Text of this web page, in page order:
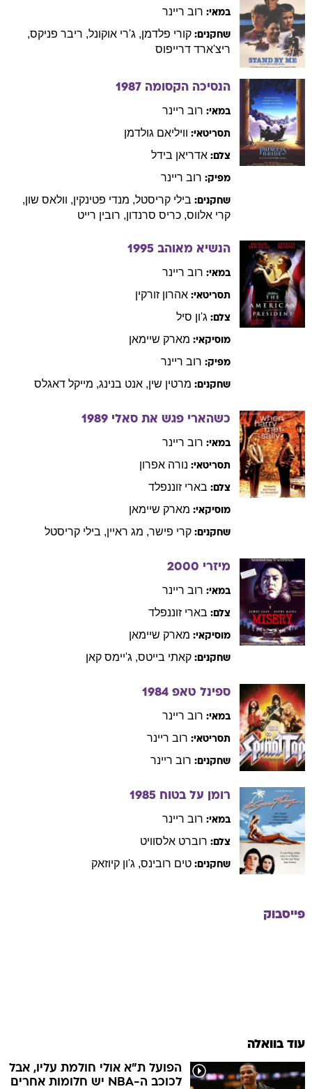
במאי: רוב ריינר
שחקנים: קורי פלדמן, ג'רי אוקונל, ריבר פניקס,
ריצ'ארד דרייפוס
הנסיכה הקסומה 1987
במאי: רוב ריינר
תסריטאי: וויליאם גולדמן
צלם: אדריאן בידל
מפיק: רוב ריינר
שחקנים: בילי קריסטל, מנדי פטינקין, וולאס שון,
קרי אלווס, כריס סרנדון, רובין רייט
הנשיא מאוהב 1995
במאי: רוב ריינר
תסריטאי: אהרון זורקין
צלם: ג'ון סיל
מוסיקאי: מארק שיימאן
מפיק: רוב ריינר
שחקנים: מרטין שין, אנט בנינג, מייקל דאגלס
כשהארי פגש את סאלי 1989
במאי: רוב ריינר
תסריטאי: נורה אפרון
צלם: בארי זוננפלד
מוסיקאי: מארק שיימאן
שחקנים: קרי פישר, מג ראיין, בילי קריסטל
מיזרי 2000
במאי: רוב ריינר
צלם: בארי זוננפלד
מוסיקאי: מארק שיימאן
שחקנים: קאתי בייטס, ג'יימס קאן
ספינל טאפ 1984
במאי: רוב ריינר
תסריטאי: רוב ריינר
שחקנים: רוב ריינר
רומן על בטוח 1985
במאי: רוב ריינר
צלם: רוברט אלסוויט
שחקנים: טים רובינס, ג'ון קיוזאק
פייסבוק
עוד בוואלה
הפועל ת"א אולי חולמת עליו, אבל
לכוכב ה-NBA יש חלומות אחרים